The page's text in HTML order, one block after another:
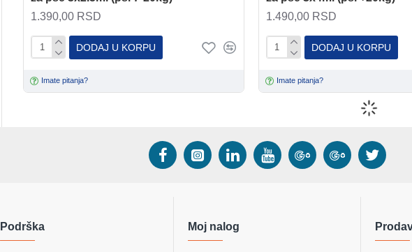
1.390,00 RSD
DODAJ U KORPU
Imate pitanja?
1.490,00 RSD
DODAJ U KORPU
Imate pitanja?
Podrška Moj nalog